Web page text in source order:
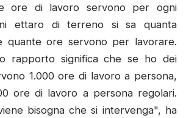
ore di lavoro servono per ogni
ettaro di terreno si sa quanta
quante ore servono per lavorare.
rapporto significa che se ho dei
1.000 ore di lavoro a persona,
ore di lavoro a persona regolari.
bisogna che si intervenga", ha